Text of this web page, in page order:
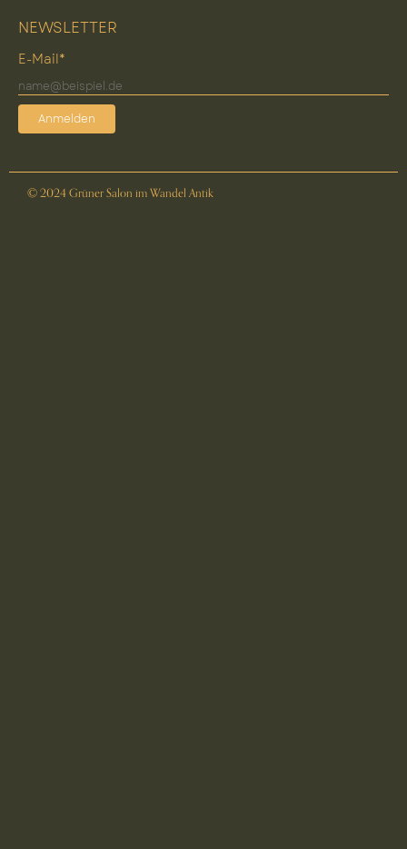
NEWSLETTER
E-Mail*
Anmelden
© 2024 Grüner Salon im Wandel Antik